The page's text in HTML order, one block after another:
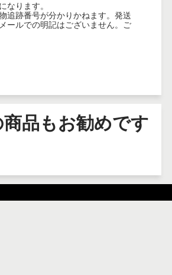
なります。
追跡番号が分かりかねます。発送
ールでの明記はございません。ご
品もお勧めです